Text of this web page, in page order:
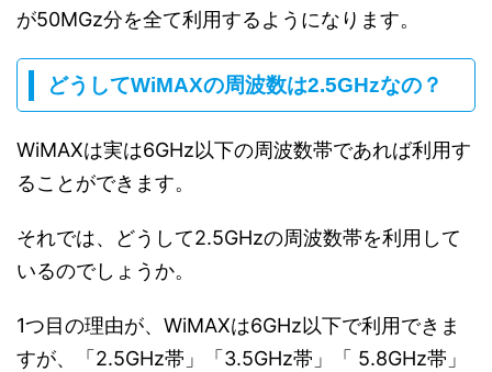
が50MGz分を全て利用するようになります。
どうしてWiMAXの周波数は2.5GHzなの？
WiMAXは実は6GHz以下の周波数帯であれば利用す
ることができます。
それでは、どうして2.5GHzの周波数帯を利用して
いるのでしょうか。
1つ目の理由が、WiMAXは6GHz以下で利用できま
すが、「2.5GHz帯」「3.5GHz帯」「 5.8GHz帯」